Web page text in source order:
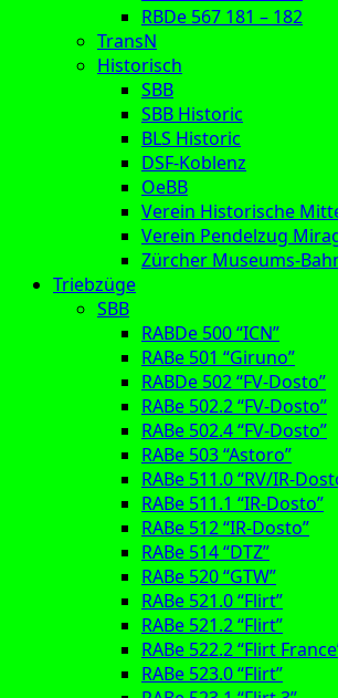
RBDe 567 181 – 182
TransN
Historisch
SBB
SBB Historic
BLS Historic
DSF-Koblenz
OeBB
Verein Historische
Verein Pendelzug
Zürcher Museums-
Triebzüge
SBB
RABDe 500 “ICN”
RABe 501 “Giruno”
RABDe 502 “FV-Dosto”
RABe 502.2 “FV-Dosto”
RABe 502.4 “FV-Dosto”
RABe 503 “Astoro”
RABe 511.0 “RV/IR-
RABe 511.1 “IR-Dosto”
RABe 512 “IR-Dosto”
RABe 514 “DTZ”
RABe 520 “GTW”
RABe 521.0 “Flirt”
RABe 521.2 “Flirt”
RABe 522.2 “Flirt
RABe 523.0 “Flirt”